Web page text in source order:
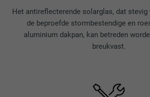
Het antireflecterende solarglas, dat stevig
de beproefde stormbestendige en
aluminium dakpan, kan betreden
breukvast.